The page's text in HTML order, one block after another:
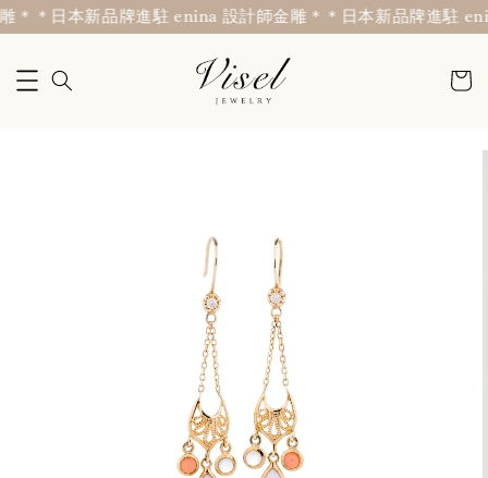
＊日本新品牌進駐 enina 設計師金雕＊ ＊日本新品牌進駐